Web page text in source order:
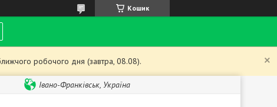
Кошик
робочого дня (завтра, 08.08).
Івано-Франківськ, Україна